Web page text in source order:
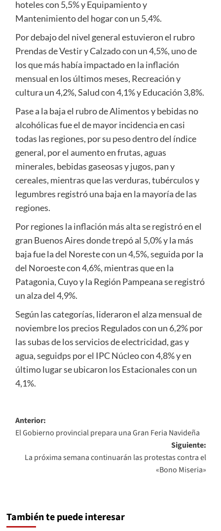
hoteles con 5,5% y Equipamiento y
Mantenimiento del hogar con un 5,4%.
Por debajo del nivel general estuvieron el rubro
Prendas de Vestir y Calzado con un 4,5%, uno de
los que más había impactado en la inflación
mensual en los últimos meses, Recreación y
cultura un 4,2%, Salud con 4,1% y Educación 3,8%.
Pase a la baja el rubro de Alimentos y bebidas no
alcohólicas fue el de mayor incidencia en casi
todas las regiones, por su peso dentro del índice
general, por el aumento en frutas, aguas
minerales, bebidas gaseosas y jugos, pan y
cereales, mientras que las verduras, tubérculos y
legumbres registró una baja en la mayoría de las
regiones.
Por regiones la inflación más alta se registró en el
gran Buenos Aires donde trepó al 5,0% y la más
baja fue la del Noreste con un 4,5%, seguida por la
del Noroeste con 4,6%, mientras que en la
Patagonia, Cuyo y la Región Pampeana se registró
un alza del 4,9%.
Según las categorías, lideraron el alza mensual de
noviembre los precios Regulados con un 6,2% por
las subas de los servicios de electricidad, gas y
agua, seguidps por el IPC Núcleo con 4,8% y en
último lugar se ubicaron los Estacionales con un
4,1%.
Navegación
de
entradas
Anterior:
El Gobierno provincial prepara una Gran Feria Navideña
Siguiente:
La próxima semana continuarán las protestas contra el
«Bono Miseria»
También te puede interesar